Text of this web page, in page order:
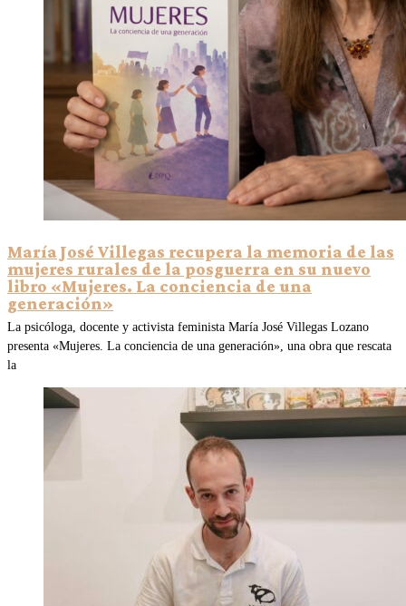
María José Villegas recupera la memoria de las
mujeres rurales de la posguerra en su nuevo
libro «Mujeres. La conciencia de una
generación»
La psicóloga, docente y activista feminista María José Villegas Lozano
presenta «Mujeres. La conciencia de una generación», una obra que rescata
la